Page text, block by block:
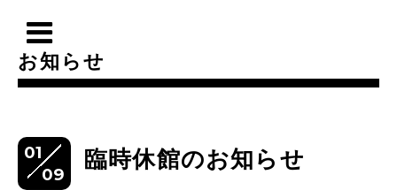
お知らせ
01
09
臨時休館のお知らせ